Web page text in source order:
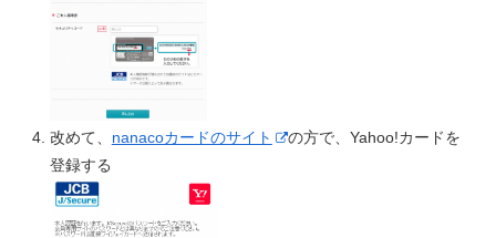
改めて、 nanacoカードのサイト
の方で、Yahoo!カードを
登録する